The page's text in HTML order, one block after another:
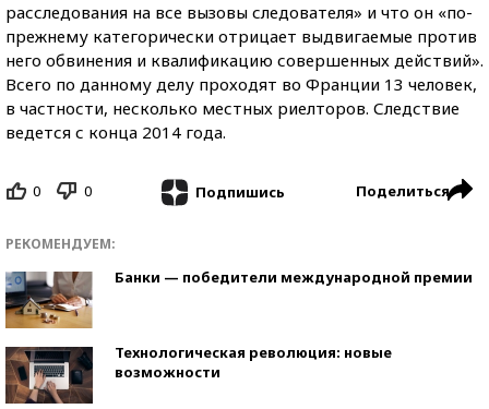
расследования на все вызовы следователя» и что он «по-
прежнему категорически отрицает выдвигаемые против
него обвинения и квалификацию совершенных действий».
Всего по данному делу проходят во Франции 13 человек,
в частности, несколько местных риелторов. Следствие
ведется с конца 2014 года.
0 0 Подпишись Поделиться
РЕКОМЕНДУЕМ:
Банки — победители международной премии
Технологическая революция: новые
возможности